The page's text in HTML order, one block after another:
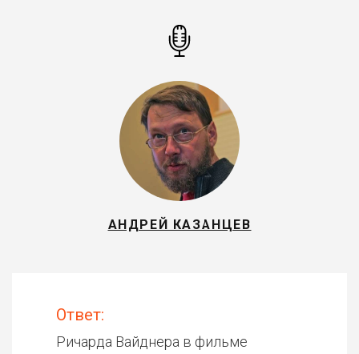
АНДРЕЙ КАЗАНЦЕВ
Ответ:
Ричарда Вайднера в фильме